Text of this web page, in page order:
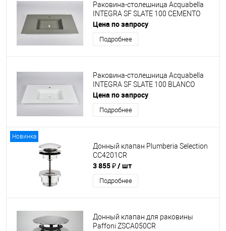
Раковина-столешница Acquabella
INTEGRA SF SLATE 100 CEMENTO
Цена по запросу
Подробнее
Раковина-столешница Acquabella
INTEGRA SF SLATE 100 BLANCO
Цена по запросу
Подробнее
Новинка
Донный клапан Plumberia Selection
CC4201CR
3 855 ₽/ шт
Подробнее
Донный клапан для раковины
Paffoni ZSCA050CR